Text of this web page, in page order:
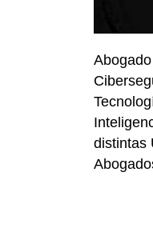
distintas